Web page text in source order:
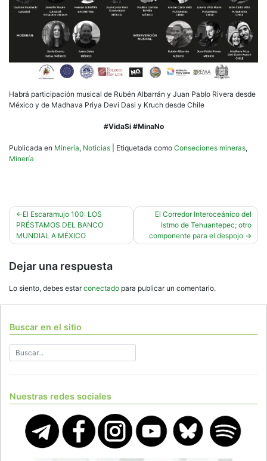
Habrá participación musical de Rubén Albarrán y Juan Pablo Rivera desde
México y de Madhava Priya Devi Dasi y Kruch desde Chile
#VidaSi #MinaNo
Publicada en Minería, Noticias Etiquetada como Conseciones mineras,
Minería
Navegación
de
entradas
El Escaramujo 100: LOS
PRÉSTAMOS DEL BANCO
MUNDIAL A MÉXICO
El Corredor Interoceánico del
Istmo de Tehuantepec; otro
componente para el despojo
Dejar una respuesta
Lo siento, debes estarconectado para publicar un comentario.
Buscar en el sitio
Nuestras redes sociales